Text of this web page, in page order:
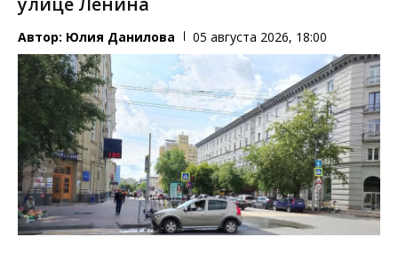
Автор: Юлия Данилова 05 августа 2026, 18:00